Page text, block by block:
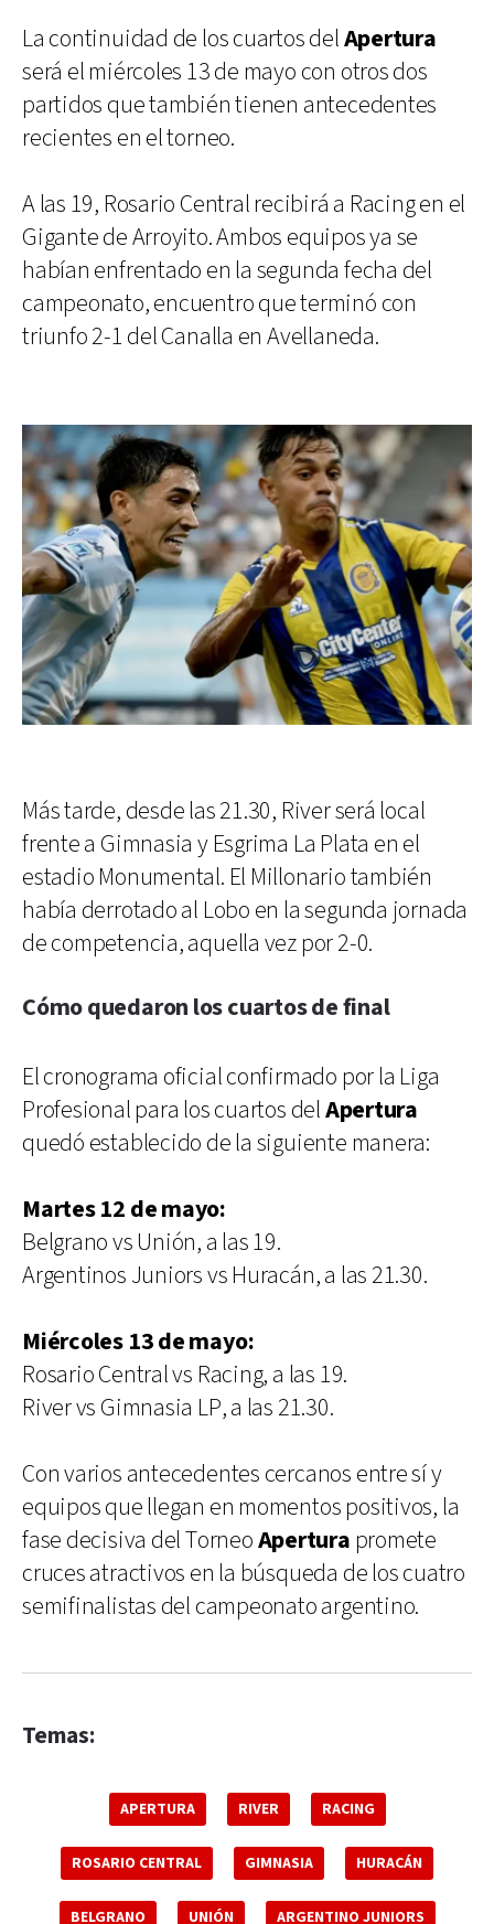
La continuidad de los cuartos delApertura
será el miércoles 13 de mayo con otros dos
partidos que también tienen antecedentes
recientes en el torneo.
A las 19, Rosario Central recibirá a Racing en el
Gigante de Arroyito. Ambos equipos ya se
habían enfrentado en la segunda fecha del
campeonato, encuentro que terminó con
triunfo 2-1 del Canalla en Avellaneda.
Más tarde, desde las 21.30, River será local
frente a Gimnasia y Esgrima La Plata en el
estadio Monumental. El Millonario también
había derrotado al Lobo en la segunda jornada
de competencia, aquella vez por 2-0.
Cómo quedaron los cuartos de final
El cronograma oficial confirmado por la Liga
Profesional para los cuartos delApertura
quedó establecido de la siguiente manera:
Martes 12 de mayo:
Belgrano vs Unión, a las 19.
Argentinos Juniors vs Huracán, a las 21.30.
Miércoles 13 de mayo:
Rosario Central vs Racing, a las 19.
River vs Gimnasia LP, a las 21.30.
Con varios antecedentes cercanos entre sí y
equipos que llegan en momentos positivos, la
fase decisiva del TorneoApertura promete
cruces atractivos en la búsqueda de los cuatro
semifinalistas del campeonato argentino.
Temas:
APERTURA RIVER RACING
ROSARIO CENTRAL GIMNASIA HURACÁN
BELGRANO UNIÓN ARGENTINO JUNIORS